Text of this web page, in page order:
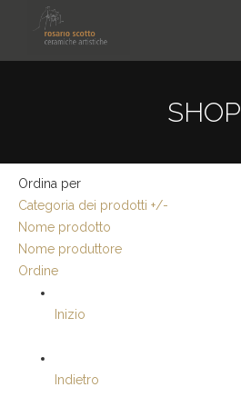
SHOP
Ordina per
Categoria dei prodotti +/-
Nome prodotto
Nome produttore
Ordine
Inizio
Indietro